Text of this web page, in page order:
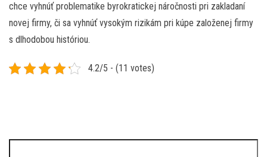
chce vyhnúť problematike byrokratickej náročnosti pri zakladaní
novej firmy, či sa vyhnúť vysokým rizikám pri kúpe založenej firmy
s dlhodobou históriou.
4.2/5 - (11 votes)